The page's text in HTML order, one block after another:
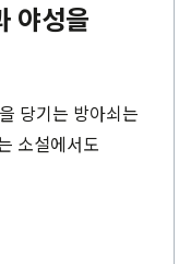
야성을
당기는 방아쇠는
소설에서도